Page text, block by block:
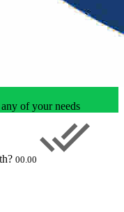
of your needs
00.00